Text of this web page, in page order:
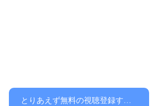
とりあえず無料の視聴登録する！